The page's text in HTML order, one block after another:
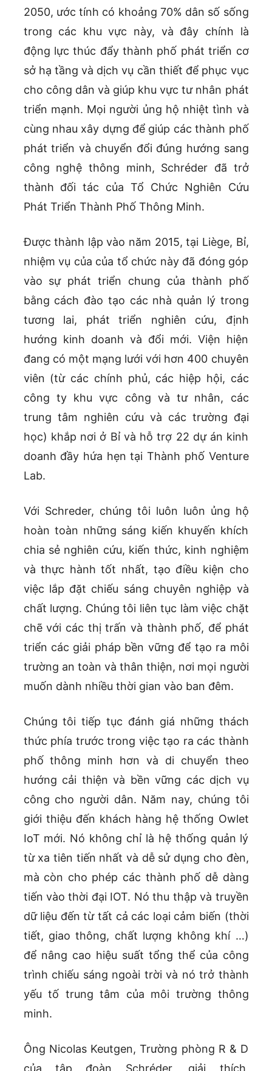
2050, ước tính có khoảng 70% dân số sống
trong các khu vực này, và đây chính là
động lực thúc đẩy thành phố phát triển cơ
sở hạ tầng và dịch vụ cần thiết để phục vục
cho công dân và giúp khu vực tư nhân phát
triển mạnh. Mọi người ủng hộ nhiệt tình và
cùng nhau xây dựng để giúp các thành phố
phát triển và chuyển đổi đúng hướng sang
công nghệ thông minh, Schréder đã trở
thành đối tác của Tổ Chức Nghiên Cứu
Phát Triển Thành Phố Thông Minh.
Được thành lập vào năm 2015, tại Liège, Bỉ,
nhiệm vụ của của tổ chức này đã đóng góp
vào sự phát triển chung của thành phố
bằng cách đào tạo các nhà quản lý trong
tương lai, phát triển nghiên cứu, định
hướng kinh doanh và đổi mới. Viện hiện
đang có một mạng lưới với hơn 400 chuyên
viên (từ các chính phủ, các hiệp hội, các
công ty khu vực công và tư nhân, các
trung tâm nghiên cứu và các trường đại
học) khắp nơi ở Bỉ và hỗ trợ 22 dự án kinh
doanh đầy hứa hẹn tại Thành phố Venture
Lab.
Với Schreder, chúng tôi luôn luôn ủng hộ
hoàn toàn những sáng kiến khuyến khích
chia sẻ nghiên cứu, kiến thức, kinh nghiệm
và thực hành tốt nhất, tạo điều kiện cho
việc lắp đặt chiếu sáng chuyên nghiệp và
chất lượng. Chúng tôi liên tục làm việc chặt
chẽ với các thị trấn và thành phố, để phát
triển các giải pháp bền vững để tạo ra môi
trường an toàn và thân thiện, nơi mọi người
muốn dành nhiều thời gian vào ban đêm.
Chúng tôi tiếp tục đánh giá những thách
thức phía trước trong việc tạo ra các thành
phố thông minh hơn và di chuyển theo
hướng cải thiện và bền vững các dịch vụ
công cho người dân. Năm nay, chúng tôi
giới thiệu đến khách hàng hệ thống Owlet
IoT mới. Nó không chỉ là hệ thống quản lý
từ xa tiên tiến nhất và dễ sử dụng cho đèn,
mà còn cho phép các thành phố dễ dàng
tiến vào thời đại IOT. Nó thu thập và truyền
dữ liệu đến từ tất cả các loại cảm biến (thời
tiết, giao thông, chất lượng không khí …)
để nâng cao hiệu suất tổng thể của công
trình chiếu sáng ngoài trời và nó trở thành
yếu tố trung tâm của môi trường thông
minh.
Ông Nicolas Keutgen, Trường phòng R & D